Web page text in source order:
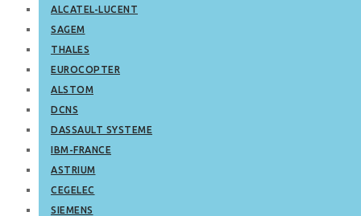
ALCATEL-LUCENT
SAGEM
THALES
EUROCOPTER
ALSTOM
DCNS
DASSAULT SYSTEME
IBM-FRANCE
ASTRIUM
CEGELEC
SIEMENS